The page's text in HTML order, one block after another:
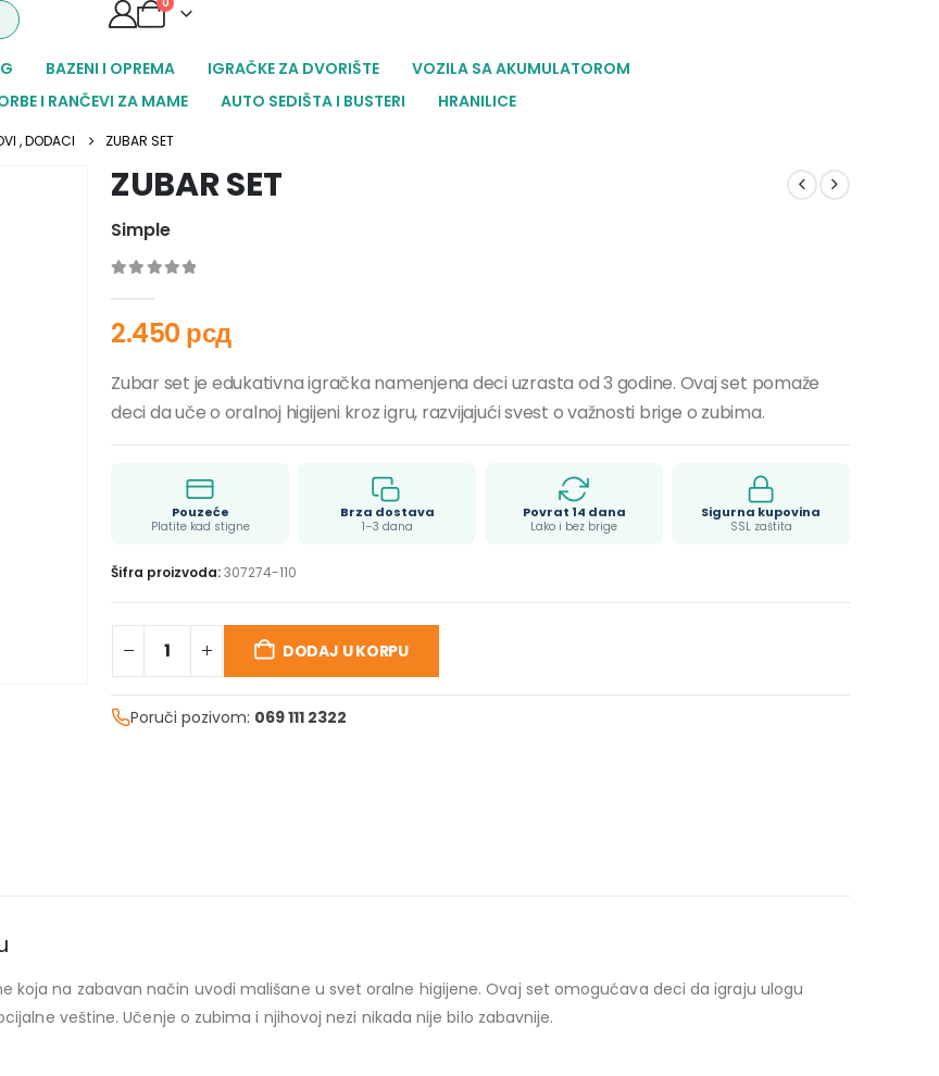
BAZENI I OPREMA IGRAČKE ZA DVORIŠTE
VOZILA SA AKUMULATOROM
I RANČEVI ZA MAME
AUTO SEDIŠTA I BUSTERI HRANILICE
, DODACI ZUBAR SET
ZUBAR SET
Simple
2.450 рсд
Zubar set je edukativna igračka namenjena deci uzrasta od 3 godine. Ovaj set pomaže
deci da uče o oralnoj higijeni kroz igru, razvijajući svest o važnosti brige o zubima.
Pouzeće
Platite kad stigne
Brza dostava
1–3 dana
Povrat 14 dana
Lako i bez brige
Sigurna kupovina
SSL zaštita
Šifra proizvoda:307274-110
DODAJ U KORPU
Poruči pozivom: 069 111 2322
koja na zabavan način uvodi mališane u svet oralne higijene. Ovaj set omogućava deci da igraju ulogu
veštine. Učenje o zubima i njihovoj nezi nikada nije bilo zabavnije.